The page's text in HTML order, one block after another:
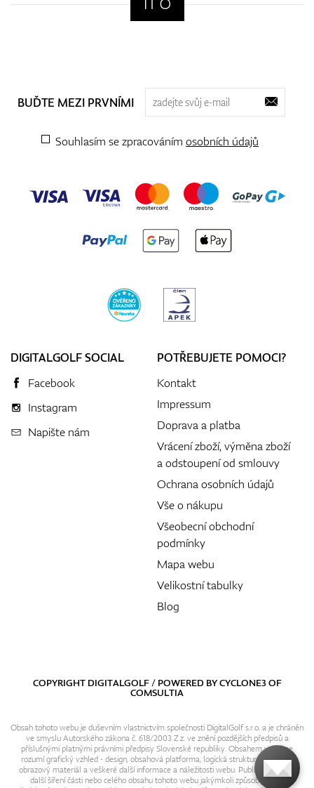
BUĎTE MEZI PRVNÍMI
Souhlasím se zpracováním osobních údajů
DIGITALGOLF SOCIAL
Facebook
Instagram
Napište nám
POTŘEBUJETE POMOCI?
Kontakt
Impressum
Doprava a platba
Vrácení zboží, výměna zboží
a odstoupení od smlouvy
Ochrana osobních údajů
Vše o nákupu
Všeobecní obchodní
podmínky
Mapa webu
Velikostní tabulky
Blog
COPYRIGHT DIGITALGOLF / POWERED BYCYCLONE3OF
COMSULTIA
Obsah tohoto webu je duševním vlastnictvím společnosti DigitalGolf s.r.o. a je chráněn
ve smyslu Autorského zákona č. 618/2003 Z.z. ve znění pozdějších předpisů a
příslušnými platnými právními předpisy Slovenské republiky. Obsahem webu se
rozumí grafický vzhled - design, obsahová platforma, logická struktura, textový i
obrazový materiál a veškeré další informace a náležitosti webu. Publikování resp.
další šíření části nebo celého obsahu tohoto webu jakýmkoli způsobem bez